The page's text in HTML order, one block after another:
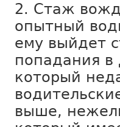
Стаж
опытный
ему выйдет
попадания в
который
выше,